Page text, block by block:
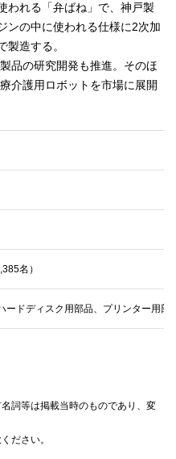
われる「弁ばね」で、神戸製
ンの中に使われる仕様に2次加
製造する。
品の研究開発も推進。そのほ
介護用ロボットを市場に展開
名）
ードディスク用部品、プリンター用部
詞等は掲載当時のものであり、変
ださい。